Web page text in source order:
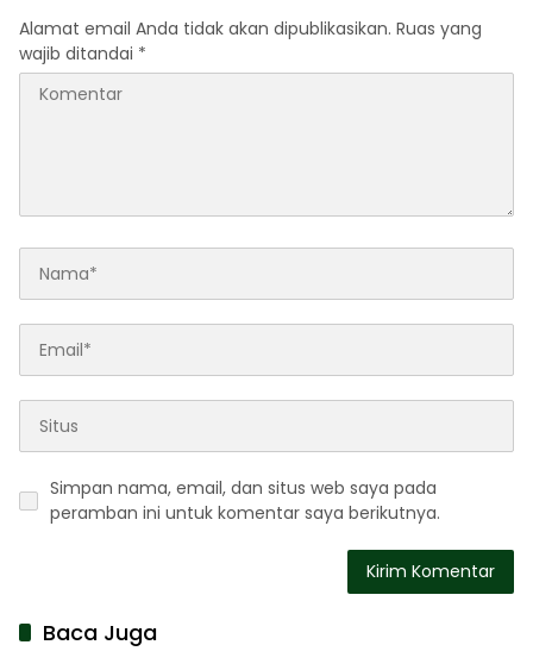
Alamat email Anda tidak akan dipublikasikan. Ruas yang
wajib ditandai *
Simpan nama, email, dan situs web saya pada
peramban ini untuk komentar saya berikutnya.
Baca Juga